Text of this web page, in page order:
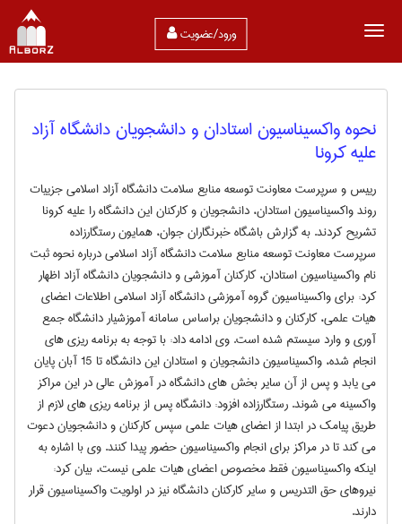
ورود/عضویت
نحوه واکسیناسیون استادان و دانشجویان دانشگاه آزاد
علیه کرونا
رییس و سرپرست معاونت توسعه منابع سلامت دانشگاه آزاد اسلامی جزییات
روند واکسیناسیون استادان، دانشجویان و کارکنان این دانشگاه را علیه کرونا
تشریح کردند. به گزارش باشگاه خبرنگاران جوان، همایون رستگارزاده
سرپرست معاونت توسعه منابع سلامت دانشگاه آزاد اسلامی درباره نحوه ثبت
نام واکسیناسیون استادان، کارکنان آموزشی و دانشجویان دانشگاه آزاد اظهار
کرد: برای واکسیناسیون گروه آموزشی دانشگاه آزاد اسلامی اطلاعات اعضای
هیات علمی، کارکنان و دانشجویان براساس سامانه آموزشیار دانشگاه جمع
آوری و وارد سیستم شده است. وی ادامه داد: با توجه به برنامه ریزی های
انجام شده، واکسیناسیون دانشجویان و استادان این دانشگاه تا 15 آبان پایان
می یابد و پس از آن سایر بخش های دانشگاه در آموزش عالی در این مراکز
واکسینه می شوند. رستگارزاده افزود: دانشگاه پس از برنامه ریزی های لازم از
طریق پیامک در ابتدا از اعضای هیات علمی سپس کارکنان و دانشجویان دعوت
می کند تا در مراکز برای انجام واکسیناسیون حضور پیدا کنند. وی با اشاره به
اینکه واکسیناسیون فقط مخصوص اعضای هیات علمی نیست، بیان کرد:
نیروهای حق التدریس و سایر کارکنان دانشگاه نیز در اولویت واکسیناسیون قرار
دارند.